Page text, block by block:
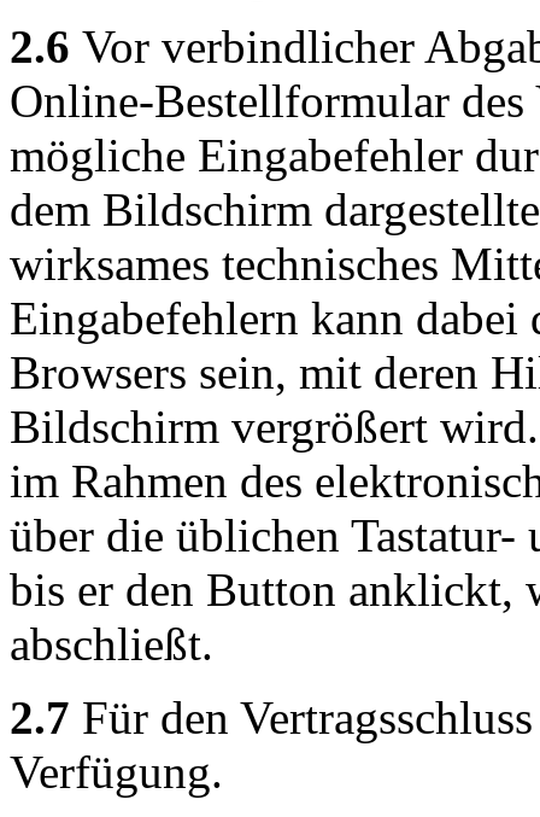
2.6 Vor verbindlicher
Online-Bestellformular
mögliche Eingabefehler
dem Bildschirm
wirksames technisches
Eingabefehlern kann
Browsers sein, mit deren
Bildschirm vergrößert
im Rahmen des
über die üblichen
bis er den Button anklickt,
abschließt.
2.7 Für den
Verfügung.